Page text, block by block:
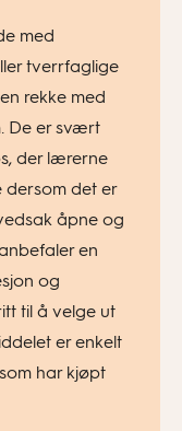
med
tverrfaglige
rekke med
De er svært
der lærerne
dersom det er
åpne og
en
og
til å velge ut
er enkelt
har kjøpt